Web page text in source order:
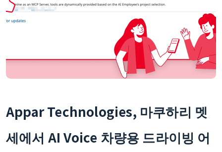
Appar Technologies, 마쿠하리 멧
세에서 AI Voice 차량용 드라이빙 어